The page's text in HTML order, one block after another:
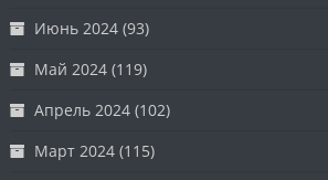
Июнь 2024 (93)
Май 2024 (119)
Апрель 2024 (102)
Март 2024 (115)